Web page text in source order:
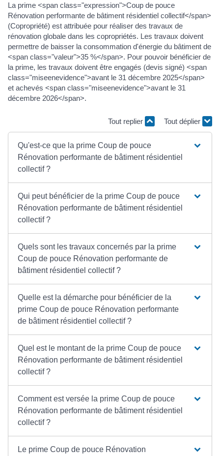
La prime <span class="expression">Coup de pouce
Rénovation performante de bâtiment résidentiel collectif</span>
(Copropriété) est attribuée pour réaliser des travaux de
rénovation globale dans les copropriétés. Les travaux doivent
permettre de baisser la consommation d'énergie du bâtiment de
<span class="valeur">35 %</span>. Pour pouvoir bénéficier de
la prime, les travaux doivent être engagés (devis signé) <span
class="miseenevidence">avant le 31 décembre 2025</span>
et achevés <span class="miseenevidence">avant le 31
décembre 2026</span>.
Tout replier Tout déplier
Qu'est-ce que la prime Coup de pouce
Rénovation performante de bâtiment résidentiel
collectif ?
Qui peut bénéficier de la prime Coup de pouce
Rénovation performante de bâtiment résidentiel
collectif ?
Quels sont les travaux concernés par la prime
Coup de pouce Rénovation performante de
bâtiment résidentiel collectif ?
Quelle est la démarche pour bénéficier de la
prime Coup de pouce Rénovation performante
de bâtiment résidentiel collectif ?
Quel est le montant de la prime Coup de pouce
Rénovation performante de bâtiment résidentiel
collectif ?
Comment est versée la prime Coup de pouce
Rénovation performante de bâtiment résidentiel
collectif ?
Le prime Coup de pouce Rénovation